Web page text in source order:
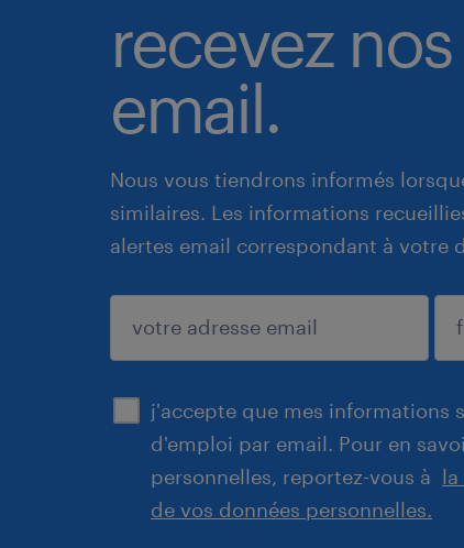
recevez
email.
Nous vous tiendrons informés
similaires. Les informations
alertes email correspondant à votre
j'accepte que mes informations
d'emploi par email. Pour en
personnelles, reportez-vous à
de vos données personnelles.
enregistrer